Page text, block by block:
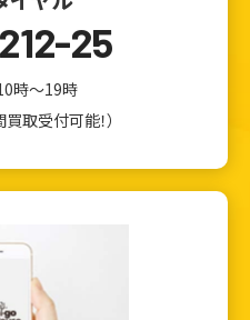
25
時～19時
取受付可能！）